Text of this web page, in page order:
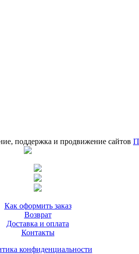
поддержка и продвижение сайтов
Как оформить заказ
Возврат
Доставка и оплата
Контакты
конфиденциальности